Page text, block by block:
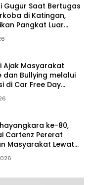
Gugur Saat Bertugas
di Katingan,
Pangkat Luar
Ajak Masyarakat
dan Bullying melalui
di Car Free Day
ke-80,
Cartenz Pererat
Masyarakat Lewat